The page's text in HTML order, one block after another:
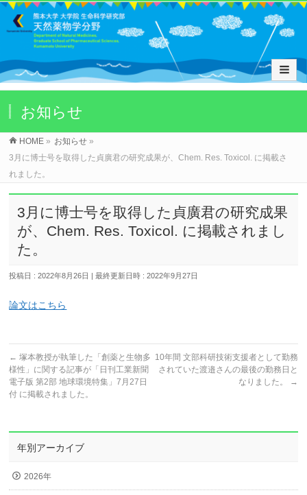
お知らせ
HOME » お知らせ »
3月に博士号を取得した貞廣君の研究成果が、Chem. Res. Toxicol. に掲載さ
れました。
3月に博士号を取得した貞廣君の研究成果
が、Chem. Res. Toxicol. に掲載されまし
た。
投稿日 : 2022年8月26日 最終更新日時 : 2022年9月27日
論文はこちら
← 塚本教授が執筆した「創薬と生物多
様性」に関する記事が「日刊工業新聞
電子版 第2部 地球環境特集」7月27日
付 に掲載されました。
10年間 文部科研技術支援者として勤務
されていた渡邉さんの最後の勤務日と
なりました。
→
年別アーカイブ
2026年